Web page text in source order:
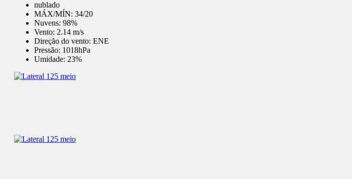
nublado
MÁX/MÍN: 34/20
Nuvens: 98%
Vento: 2.14 m/s
Direção do vento: ENE
Pressão: 1018hPa
Umidade: 23%